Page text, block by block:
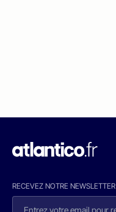
RECEVEZ NOTRE NEWSLETTER